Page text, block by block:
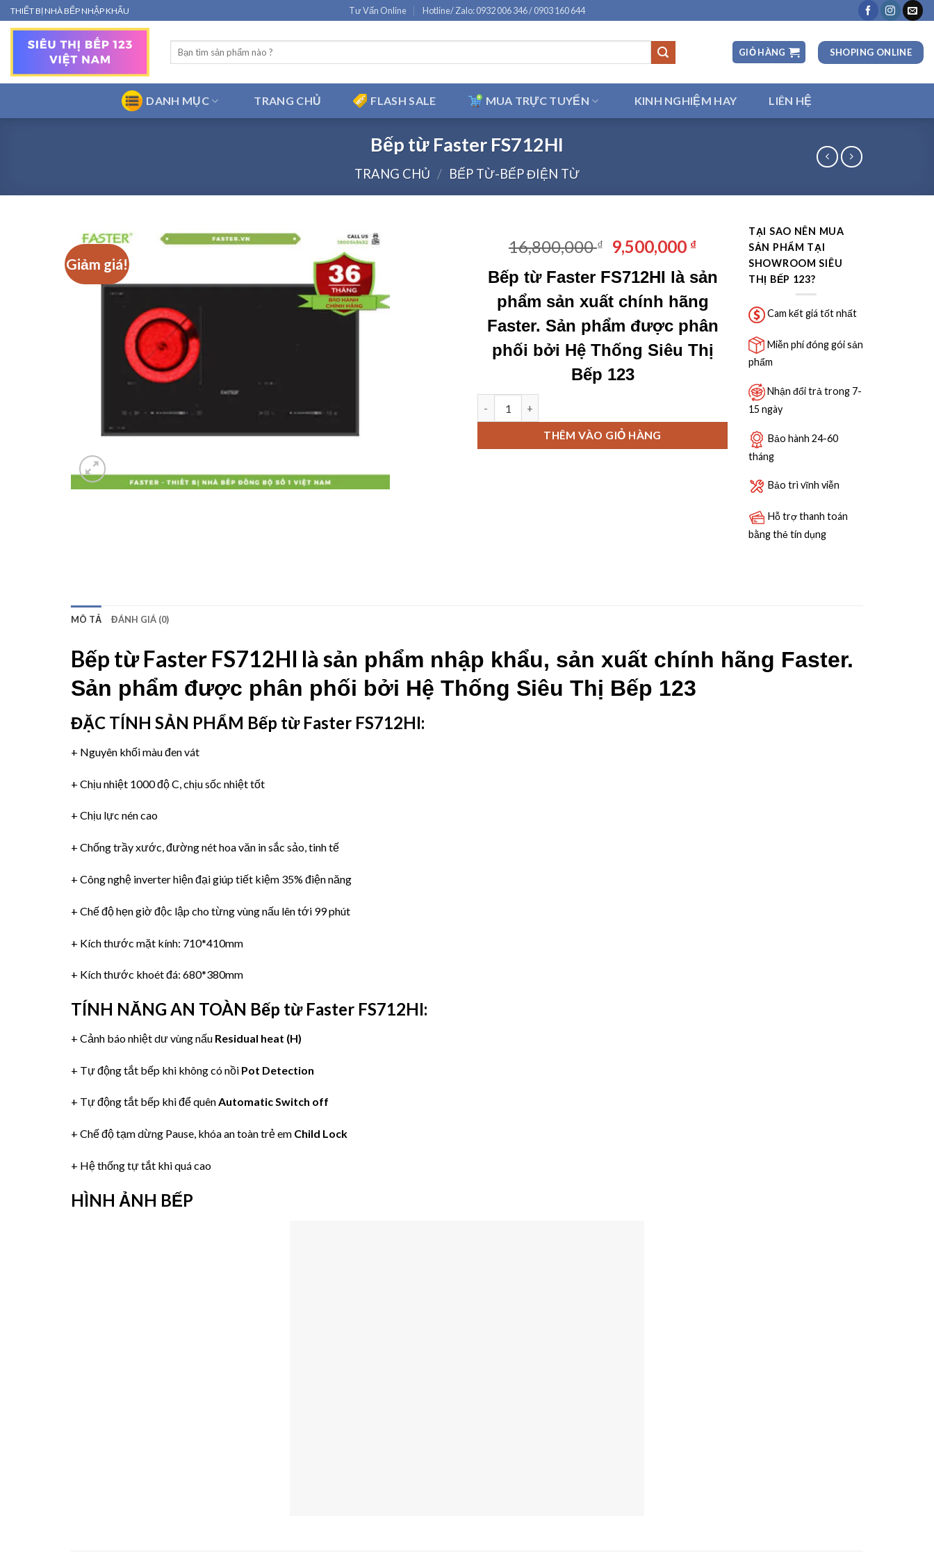
Bỏ
qua
THIẾT BỊ NHÀ BẾP NHẬP KHẨU Tư Vấn Online Hotline/ Zalo: 0932 006 346 / 0903 160 644
Tìm
kiếm:
GIỎ HÀNG SHOPING ONLINE
DANH MỤC TRANG CHỦ FLASH SALE MUA TRỰC TUYẾN KINH NGHIỆM HAY LIÊN HỆ
Bếp từ Faster FS712HI
TRANG CHỦ / BẾP TỪ-BẾP ĐIỆN TỪ
Giảm giá!
16,800,000₫
Giá
gốc
là:
16,800,000 ₫.
9,500,000 ₫Giá
tại
là:
9,500,000 ₫.
Bếp từ Faster FS712HI là sản
phẩm sản xuất chính hãng
Faster. Sản phẩm được phân
phối bởi Hệ Thống Siêu Thị
Bếp 123
THÊM VÀO GIỎ HÀNG
TẠI SAO NÊN MUA
SẢN PHẨM TẠI
SHOWROOM SIÊU
THỊ BẾP 123?
Cam kết giá tốt nhất
Miễn phí đóng gói sản
phẩm
Nhận đổi trả trong 7-
15 ngày
Bảo hành 24-60
tháng
Bảo trì vĩnh viễn
Hỗ trợ thanh toán
bằng thẻ tín dụng
MÔ TẢ ĐÁNH GIÁ (0)
Bếp từ Faster FS712HI là sản phẩm nhập khẩu, sản xuất chính hãng Faster.
Sản phẩm được phân phối bởi Hệ Thống Siêu Thị Bếp 123
ĐẶC TÍNH SẢN PHẨM Bếp từ Faster FS712HI:
+ Nguyên khối màu đen vát
+ Chịu nhiệt 1000 độ C, chịu sốc nhiệt tốt
+ Chịu lực nén cao
+ Chống trầy xước, đường nét hoa văn in sắc sảo, tinh tế
+ Công nghệ inverterhiện đại giúp tiết kiệm 35% điện năng
+ Chế độ hẹn giờ độc lập cho từng vùng nấu lên tới 99 phút
+ Kích thước mặt kính: 710*410mm
+ Kích thước khoét đá: 680*380mm
TÍNH NĂNG AN TOÀN Bếp từ Faster FS712HI:
+ Cảnh báo nhiệt dư vùng nấu Residual heat (H)
+ Tự động tắt bếp khi không có nồi Pot Detection
+ Tự động tắt bếp khi để quênAutomatic Switch off
+ Chế độ tạm dừng Pause, khóa an toàn trẻ em Child Lock
+ Hệ thống tự tắt khi quá cao
HÌNH ẢNH BẾP